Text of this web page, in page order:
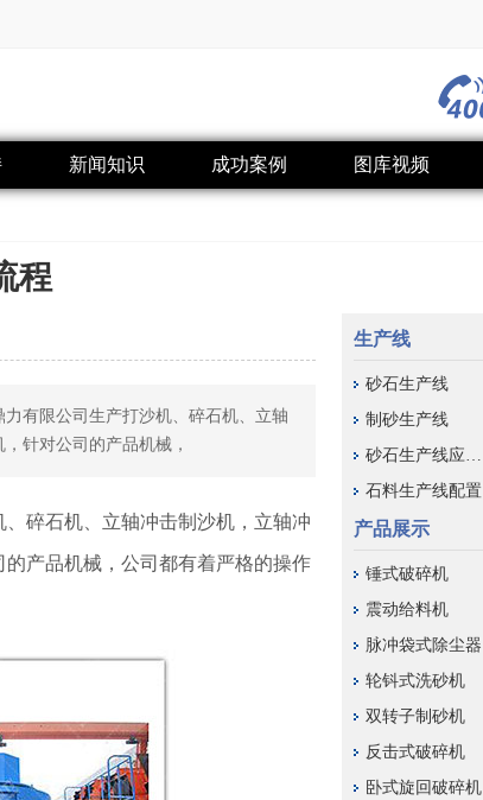
新闻知识 成功案例 图库视频
程
有限公司生产打沙机、碎石机、立轴
针对公司的产品机械，
碎石机、立轴冲击制沙机，立轴冲
的产品机械，公司都有着严格的操作
生产线
砂石生产线
制砂生产线
砂石生产线应用域
石料生产线配置
产品展示
锤式破碎机
震动给料机
脉冲袋式除尘器
轮钭式洗砂机
双转子制砂机
反击式破碎机
卧式旋回破碎机